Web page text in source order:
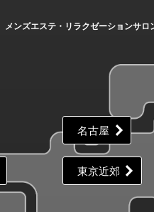
メンズエステ・リラクゼーションサロ
名古屋
東京近郊